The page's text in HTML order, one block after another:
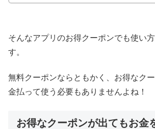
そんなアプリのお得クーポンでも使い
す。
無料クーポンならともかく、お得なク
金払って使う必要もありませんよね！
お得なクーポンが出てもお金